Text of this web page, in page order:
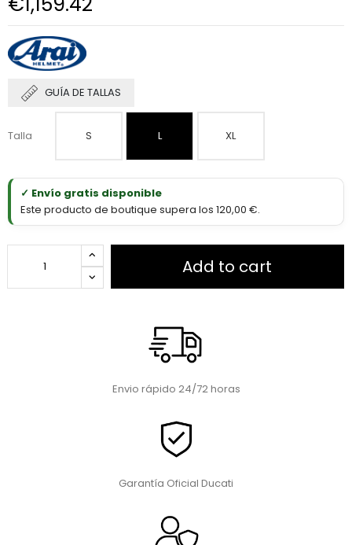
GUÍA DE TALLAS
Talla S L XL
✓ Envío gratis disponible
Este producto de boutique supera los 120,00 €.
Add to cart
Envio rápido 24/72 horas
Garantía Oficial Ducati